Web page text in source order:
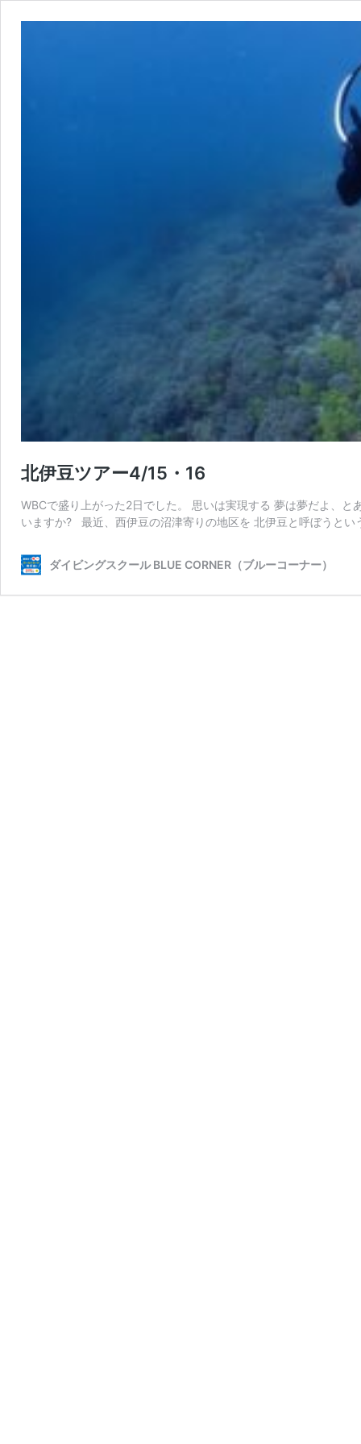
北伊豆ツアー4/15・16
WBCで盛り上がった2日でした。 思いは実現する 夢は夢だよ、
いますか? 最近、西伊豆の沼津寄りの地区を 北伊豆と呼ぼうと
ダイビングスクール BLUE CORNER（ブルーコーナー）